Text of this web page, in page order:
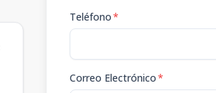
Teléfono*
Correo Electrónico*